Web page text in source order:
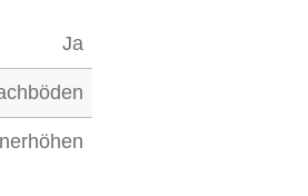
Ja